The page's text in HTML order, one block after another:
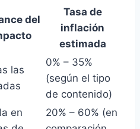
del
Tasa de
inflación
estimada
las
0% – 35%
(según el tipo
de contenido)
en
20% – 60% (en